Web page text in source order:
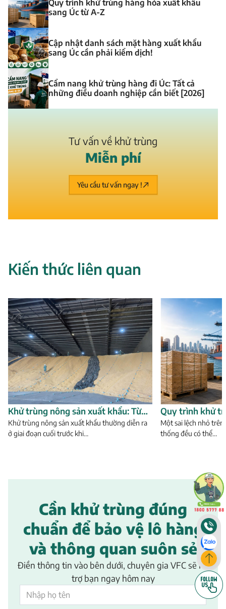
Quy trình khử trùng hàng hóa xuất khẩu
sang Úc từ A-Z
Cập nhật danh sách mặt hàng xuất khẩu
sang Úc cần phải kiểm dịch!
Cẩm nang khử trùng hàng đi Úc: Tất cả
những điều doanh nghiệp cần biết [2026]
Tư vấn về khử trùng
Miễn phí
Yêu cầu tư vấn ngay !
Kiến thức liên quan
Khử trùng nông sản xuất khẩu: Từ
xử lý hàng hóa đến quản lý dữ liệu và
chứng thư
Khử trùng nông sản xuất khẩu thường diễn ra
ở giai đoạn cuối trước khi…
Quy trình khử
khẩu sang Úc
Một sai lệch nhỏ
thống đều có thể…
Cần khử trùng đúng
chuẩn để bảo vệ lô hàng
và thông quan suôn sẻ
Điền thông tin vào bên dưới, chuyên gia VFC sẽ hỗ
trợ bạn ngay hôm nay